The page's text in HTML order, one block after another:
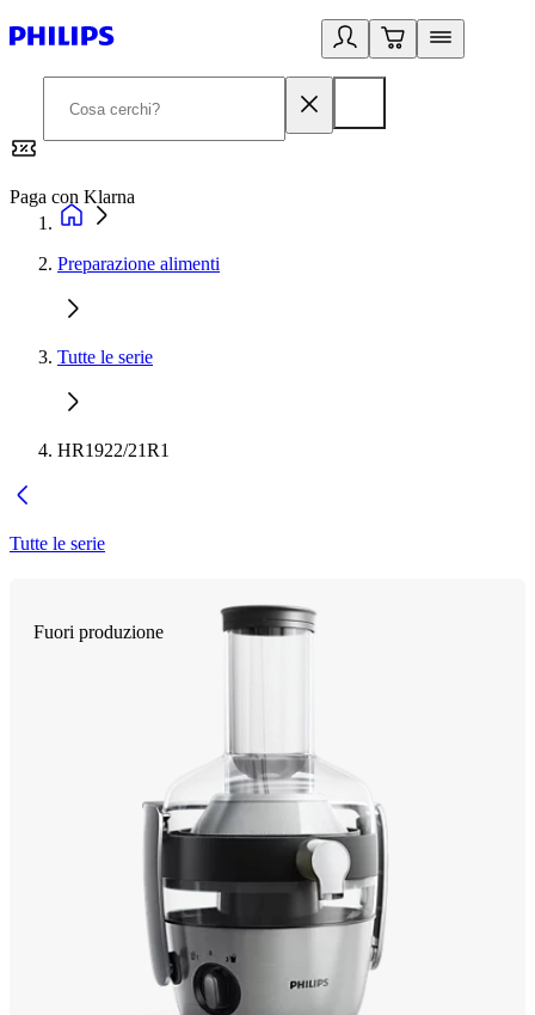
Paga con Klarna
Preparazione alimenti
Tutte le serie
HR1922/21R1
Tutte le serie
Fuori produzione